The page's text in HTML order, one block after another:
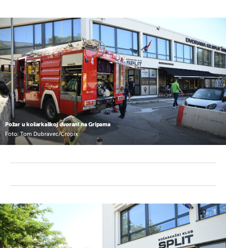
Požar u košarkaškoj dvorani na Gripama
Foto: Tom Dubravec/Cropix